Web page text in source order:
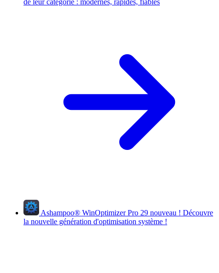
de leur catégorie : modernes, rapides, fiables
Ashampoo® WinOptimizer Pro 29 nouveau ! Découvre
la nouvelle génération d'optimisation système !